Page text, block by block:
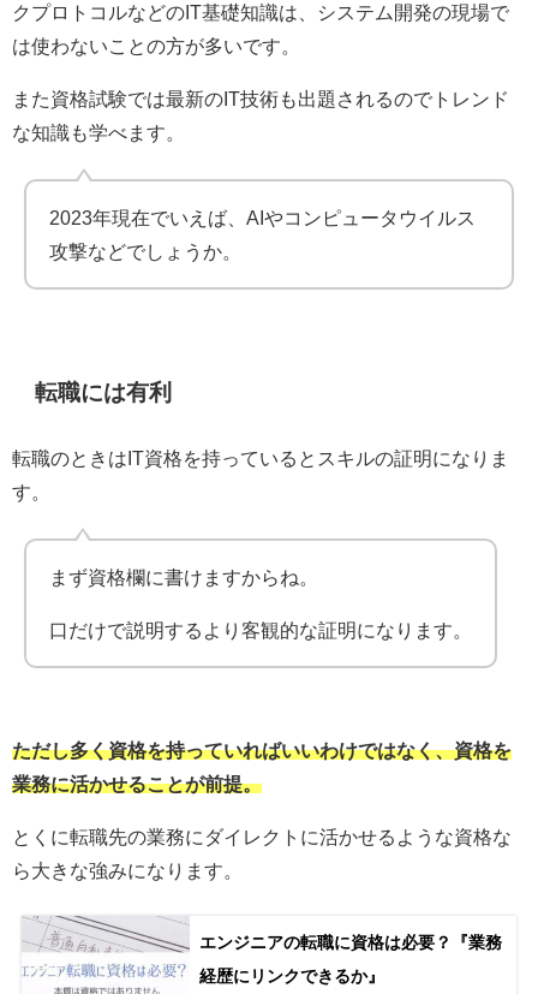
クプロトコルなどのIT基礎知識は、システム開発の現場で
は使わないことの方が多いです。
また資格試験では最新のIT技術も出題されるのでトレンド
な知識も学べます。
2023年現在でいえば、AIやコンピュータウイルス
攻撃などでしょうか。
転職には有利
転職のときはIT資格を持っているとスキルの証明になりま
す。
まず資格欄に書けますからね。
口だけで説明するより客観的な証明になります。
ただし多く資格を持っていればいいわけではなく、資格を
業務に活かせることが前提。
とくに転職先の業務にダイレクトに活かせるような資格な
ら大きな強みになります。
エンジニアの転職に資格は必要？『業務
経歴にリンクできるか』